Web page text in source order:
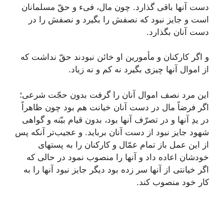
دست آنها باقى گذارد. چون مال، فى‌ء و حقّ مسلمانان
است و جايز نبود که نصفش را بگيرد و نصفش را در
دست آنان بگذارد.
و اگر کارکنان و مأمورين او خائن نبودند حقّ نداشت که
از اموال آنها چيزى بگيرد نه کم و نه زياد.
اين مرد نصف اموال آنان را گرفت بدون حجّت شرعى؛
اگر فرضاً مال در دست آنان خيانت هم بود چون ظاهراً
در يدِ آنها و در تصرّف آنها بود، بدون قيام بيّنه و گواهى
شهود جايز نبود از دست آنان بربايد. و عجيب‌تر آنکه پس
از اين عمل باز تمام عمّال و کارکنان را به پستهاى
خودشان اعاده داد و آنها را منصوب نمود در حالى که
اگر خيانتى از آنها سر زده بود ديگر جايز نبود آنها را به
کار خود منصوب کند.